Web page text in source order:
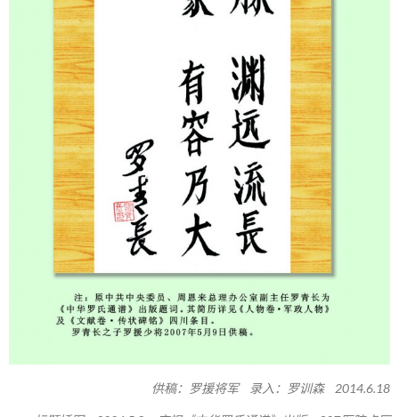
供稿：罗援将军 录入：罗训森 2014.6.18